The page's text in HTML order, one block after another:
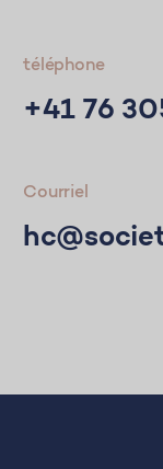
téléphone
+41 76
Courriel